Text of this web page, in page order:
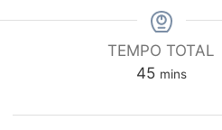
TEMPO TOTAL
45 mins